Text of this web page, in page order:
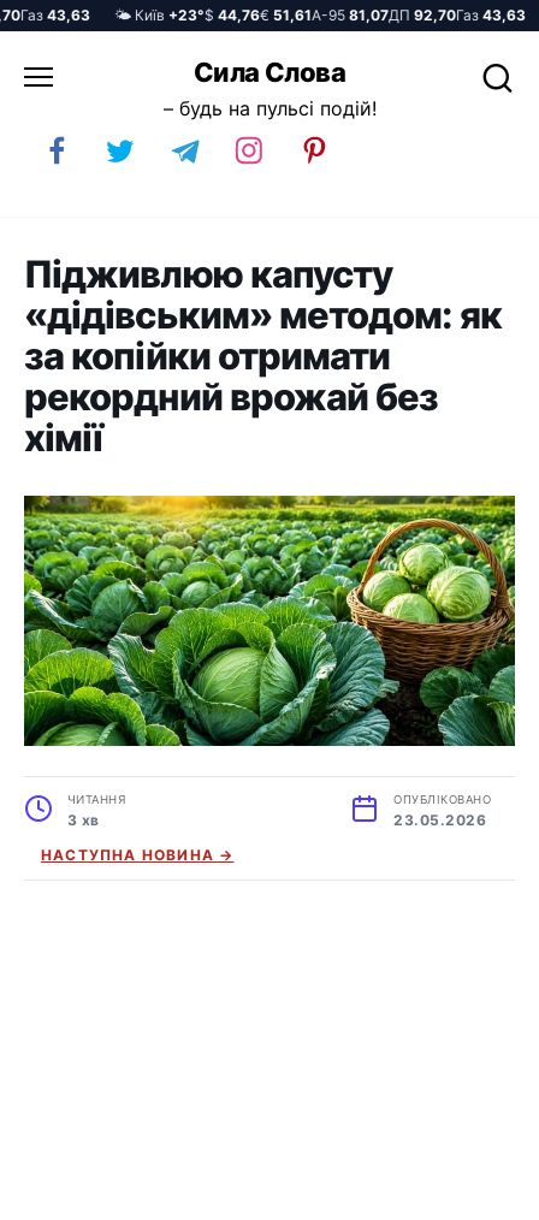
43,63 🌤️ Київ+23°$44,76€51,61А-9581,07ДП92,70Газ43,63 🌤️
до
Сила Слова
– будь на пульсі подій!
Підживлюю капусту
«дідівським» методом: як
за копійки отримати
рекордний врожай без
хімії
ЧИТАННЯ
3 хв
ОПУБЛІКОВАНО
23.05.2026
НАСТУПНА НОВИНА →